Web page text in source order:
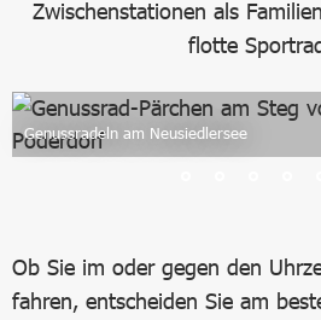
Zwischenstationen als
flotte
Genussradeln am Neusiedlersee
Ob Sie im oder gegen den
fahren, entscheiden Sie am